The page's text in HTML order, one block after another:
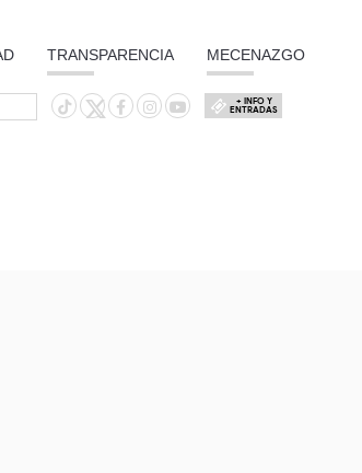
TRANSPARENCIA MECENAZGO
+ INFO Y
ENTRADAS